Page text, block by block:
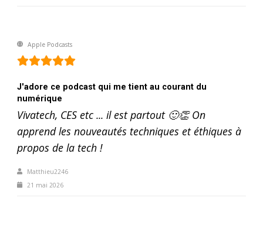
Apple Podcasts
J'adore ce podcast qui me tient au courant du
numérique
Vivatech, CES etc ... il est partout 🙂👏 On
apprend les nouveautés techniques et éthiques à
propos de la tech !
Matthieu2246
21 mai 2026